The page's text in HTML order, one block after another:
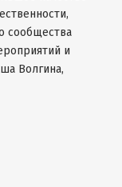
сообщества
и
Волгина,